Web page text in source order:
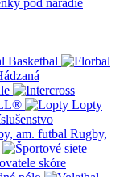
pod náradie
Basketbal
Lopty
Rugby,